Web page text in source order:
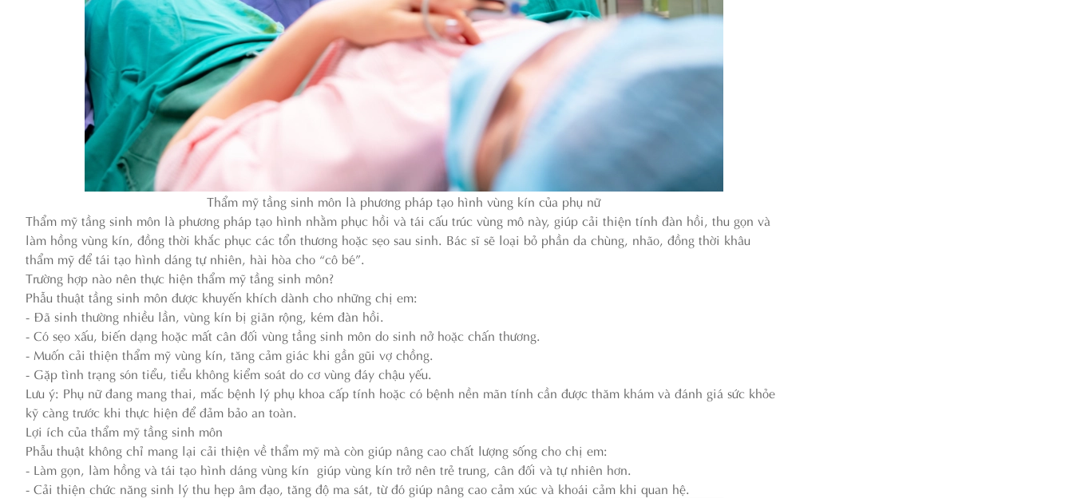
Thẩm mỹ tầng sinh môn là phương pháp tạo hình vùng kín của phụ nữ
Thẩm mỹ tầng sinh môn là phương pháp tạo hình nhằm phục hồi và tái cấu trúc vùng mô này, giúp cải thiện tính đàn hồi, thu gọn và
làm hồng vùng kín, đồng thời khắc phục các tổn thương hoặc sẹo sau sinh. Bác sĩ sẽ loại bỏ phần da chùng, nhão, đồng thời khâu
thẩm mỹ để tái tạo hình dáng tự nhiên, hài hòa cho “cô bé”.
Trường hợp nào nên thực hiện thẩm mỹ tầng sinh môn?
Phẫu thuật tầng sinh môn được khuyến khích dành cho những chị em:
- Đã sinh thường nhiều lần, vùng kín bị giãn rộng, kém đàn hồi.
- Có sẹo xấu, biến dạng hoặc mất cân đối vùng tầng sinh môn do sinh nở hoặc chấn thương.
- Muốn cải thiện thẩm mỹ vùng kín, tăng cảm giác khi gần gũi vợ chồng.
- Gặp tình trạng són tiểu, tiểu không kiểm soát do cơ vùng đáy chậu yếu.
Lưu ý: Phụ nữ đang mang thai, mắc bệnh lý phụ khoa cấp tính hoặc có bệnh nền mãn tính cần được thăm khám và đánh giá sức khỏe
kỹ càng trước khi thực hiện để đảm bảo an toàn.
Lợi ích của thẩm mỹ tầng sinh môn
Phẫu thuật không chỉ mang lại cải thiện về thẩm mỹ mà còn giúp nâng cao chất lượng sống cho chị em:
- Làm gọn, làm hồng và tái tạo hình dáng vùng kín giúp vùng kín trở nên trẻ trung, cân đối và tự nhiên hơn.
- Cải thiện chức năng sinh lý thu hẹp âm đạo, tăng độ ma sát, từ đó giúp nâng cao cảm xúc và khoái cảm khi quan hệ.